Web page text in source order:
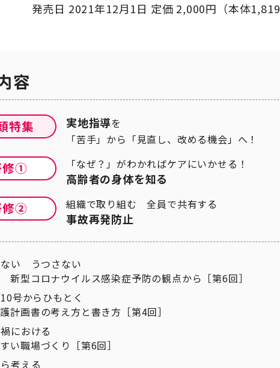
発売日 2021年12月1日 定価 2,000円（本体1,819
実地指導を
「苦手」から「見直し、改める機会」へ！
「なぜ？」がわかればケアにいかせる！
高齢者の身体を知る
組織で取り組む 全員で共有する
事故再発防止
ない うつさない
新型コロナウイルス感染症予防の観点から［第6回］
号からひもとく
計画書の考え方と書き方［第4回］
における
い職場づくり［第6回］
考える